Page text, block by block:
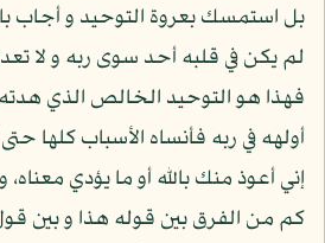
بل استمسك بعروة التوحيد و أجاب
لم يكن في قلبه أحد سوى ربه و لا
فهذا هو التوحيد الخالص الذي هدته
أولهه في ربه فأنساه الأسباب كلها
إني أعوذ منك بالله أو ما يؤدي معناه،
كم من الفرق بين قوله هذا و بين